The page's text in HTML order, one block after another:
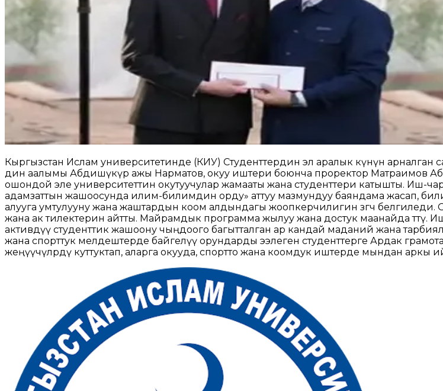
Кыргызстан Ислам университетинде (КИУ) Студенттердин эл аралык күнүнө арналган
дин аалымы Абдишүкүр ажы Нарматов, окуу иштери боюнча проректор Матраимов
ошондой эле университеттин окутуучулар жамааты жана студенттери катышты. Иш-
адамзаттын жашоосунда илим-билимдин орду» аттуу мазмундуу баяндама жасап,
алууга умтулууну жана жаштардын коом алдындагы жоопкерчилигин өзгөчө
жана ак тилектерин айтты. Майрамдык программа жылуу жана достук маанайда
активдүү студенттик жашоону чыңдоого багытталган ар кандай маданий жана
жана спорттук мелдештерде байгелүү орундарды ээлеген студенттерге Ардак
жеңүүчүлөрдү куттуктап, аларга окууда, спортто жана коомдук иштерде мындан аркы